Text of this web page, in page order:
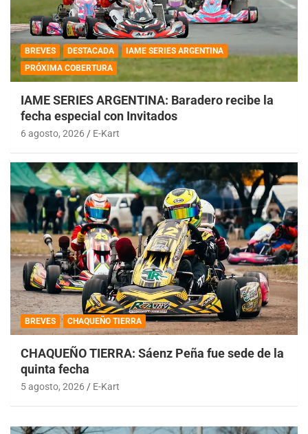
BREVES DESTACADA
IAME SERIES ARGENTINA
PRÓXIMA COBERTURA
IAME SERIES ARGENTINA: Baradero recibe la
fecha especial con Invitados
6 agosto, 2026 E-Kart
BREVES CHAQUEÑO TIERRA
CHAQUEÑO TIERRA: Sáenz Peña fue sede de la
quinta fecha
5 agosto, 2026 E-Kart